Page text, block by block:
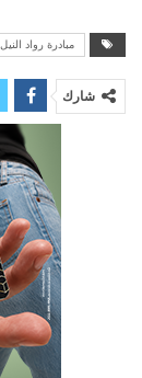
مبادرة رواد النيل
شارك